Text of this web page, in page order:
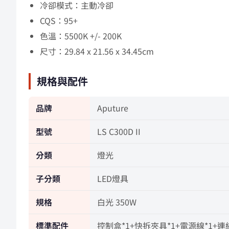
冷卻模式：主動冷卻
CQS：95+
色溫：5500K +/- 200K
尺寸：29.84 x 21.56 x 34.45cm
規格與配件
品牌
Aputure
型號
LS C300D II
分類
燈光
子分類
LED燈具
規格
白光 350W
標準配件
控制盒*1+快拆夾具*1+電源線*1+連